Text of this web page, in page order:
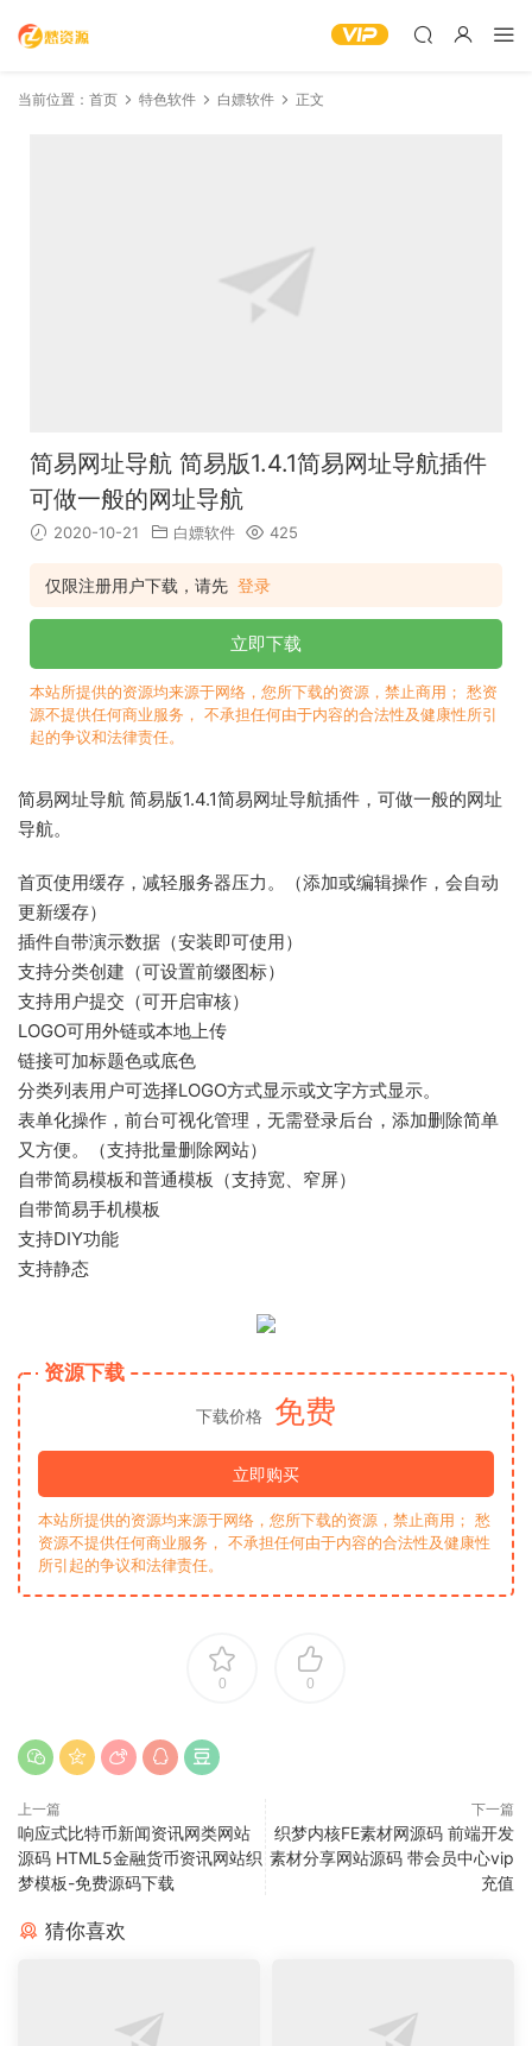
当前位置： 首页 特色软件 白嫖软件 正文
简易网址导航 简易版1.4.1简易网址导航插件
可做一般的网址导航
2020-10-21 白嫖软件 425
仅限注册用户下载，请先 登录
立即下载
本站所提供的资源均来源于网络，您所下载的资源，禁止商用； 愁资
源不提供任何商业服务， 不承担任何由于内容的合法性及健康性所引
起的争议和法律责任。
简易网址导航 简易版1.4.1简易网址导航插件，可做一般的网址
导航。
首页使用缓存，减轻服务器压力。（添加或编辑操作，会自动
更新缓存）
插件自带演示数据（安装即可使用）
支持分类创建（可设置前缀图标）
支持用户提交（可开启审核）
LOGO可用外链或本地上传
链接可加标题色或底色
分类列表用户可选择LOGO方式显示或文字方式显示。
表单化操作，前台可视化管理，无需登录后台，添加删除简单
又方便。（支持批量删除网站）
自带简易模板和普通模板（支持宽、窄屏）
自带简易手机模板
支持DIY功能
支持静态
资源下载
下载价格 免费
立即购买
本站所提供的资源均来源于网络，您所下载的资源，禁止商用； 愁
资源不提供任何商业服务， 不承担任何由于内容的合法性及健康性
所引起的争议和法律责任。
0 0
上一篇
响应式比特币新闻资讯网类网站
源码 HTML5金融货币资讯网站织
梦模板-免费源码下载
下一篇
织梦内核FE素材网源码 前端开发
素材分享网站源码 带会员中心vip
充值
猜你喜欢